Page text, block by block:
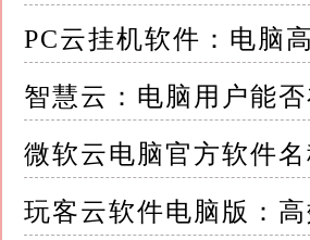
三、智能管理，轻松查找
通过先进的图像识别技术，
进行分类和标签化
这样，你就可以通过关键词
例如，你可以轻松找到所有
PC云挂机软件：电脑
智慧云：电脑用户能
微软云电脑官方软件
玩客云软件电脑版：